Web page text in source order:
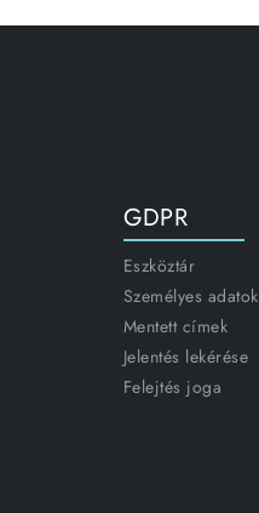
GDPR
Eszköztár
Személyes adatok
Mentett címek
Jelentés lekérése
Felejtés joga